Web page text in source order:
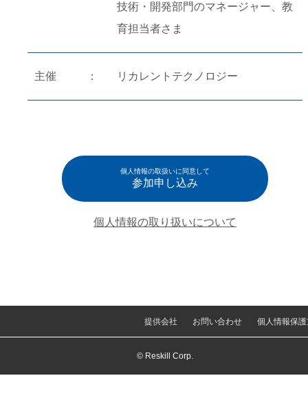
技術・開発部門のマネージャー、教
育担当者さま
主催 リカレントテクノロジー
個人情報の取扱いに同意して
参加申し込み
個人情報の取り扱いについて
© Reskill Corp.
提供会社 お問い合わせ 個人情報保